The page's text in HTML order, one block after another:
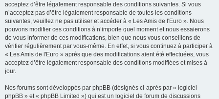
acceptez d’être légalement responsable des conditions suivantes. Si vous
n’acceptez pas d’être légalement responsable de toutes les conditions
suivantes, veuillez ne pas utiliser et accéder à « Les Amis de l'Euro ». Nous
pouvons modifier ces conditions à n’importe quel moment et nous essaierons
de vous informer de ces modifications, bien que nous vous conseillons de
vérifier régulièrement par vous-même. En effet, si vous continuez à participer à
« Les Amis de l'Euro » après que des modifications aient été effectuées, vous
acceptez d’être légalement responsable des conditions modifiées et mises à
jour.
Nos forums sont développés par phpBB (désignés ci-après par « logiciel
phpBB » et « phpBB Limited ») qui est un logiciel de forum de discussions